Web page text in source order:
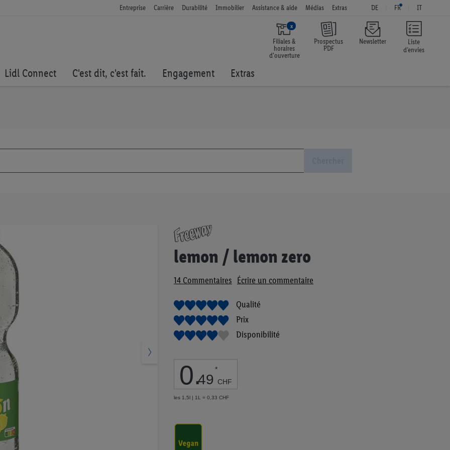
Liste
d’envies
Entreprise Carrière Durabilité Immobilier Assistance & aide Médias Extras DE FR IT
x
Filiales &
horaires
d'ouverture
Prospectus
PDF
Newsletter
Lidl Connect C'est dit, c'est fait. Engagement Extras
lemon / lemon zero
14 Commentaires Écrire un commentaire
Qualité
Prix
Disponibilité
0.49
*
CHF
les 1,5l | 1L = 0,33 CHF
Passer
début
Galerie